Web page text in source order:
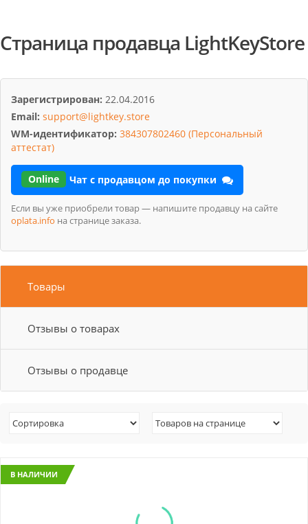
Страница продавца LightKeyStore
Зарегистрирован: 22.04.2016
Email: support@lightkey.store
WM-идентификатор: 384307802460 (Персональный
аттестат)
Online Чат с продавцом до покупки
Если вы уже приобрели товар — напишите продавцу на сайте
oplata.info на странице заказа.
Товары
Отзывы о товарах
Отзывы о продавце
В НАЛИЧИИ